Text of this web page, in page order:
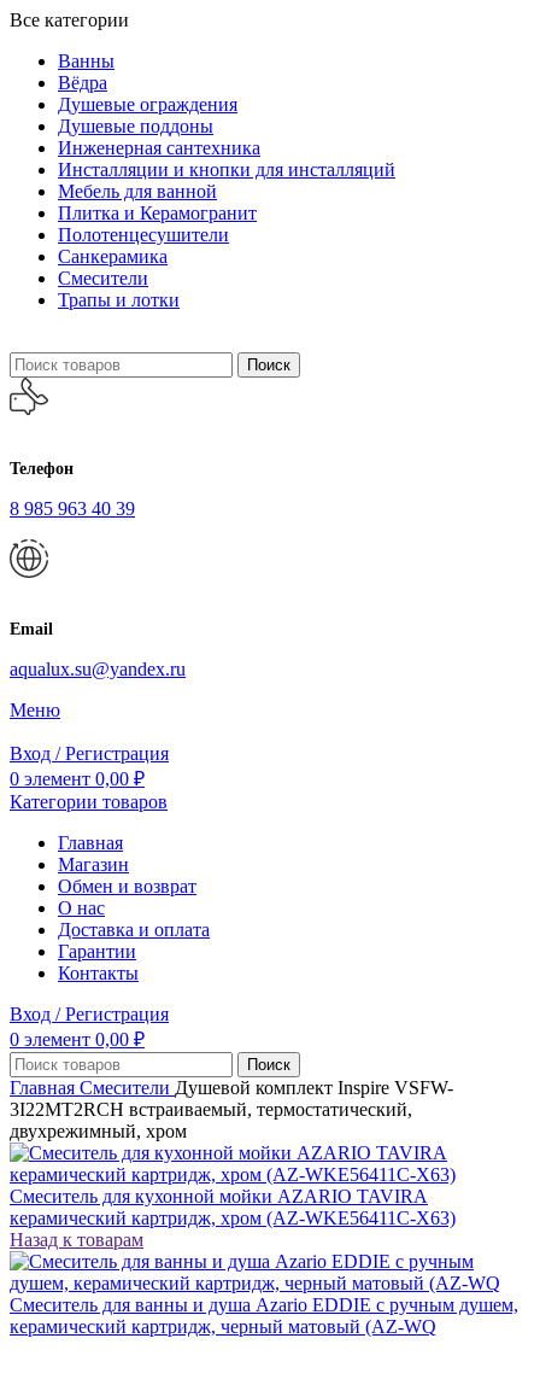
Все категории
Ванны
Вёдра
Душевые ограждения
Душевые поддоны
Инженерная сантехника
Инсталляции и кнопки для инсталляций
Мебель для ванной
Плитка и Керамогранит
Полотенцесушители
Санкерамика
Смесители
Трапы и лотки
Поиск
Телефон
8 985 963 40 39
Email
aqualux.su@yandex.ru
Меню
Вход / Регистрация
0 элемент 0,00 ₽
Категории товаров
Главная
Магазин
Обмен и возврат
О нас
Доставка и оплата
Гарантии
Контакты
Вход / Регистрация
0 элемент 0,00 ₽
Поиск
Главная Смесители Душевой комплект Inspire VSFW-
3I22MT2RCH встраиваемый, термостатический,
двухрежимный, хром
Смеситель для кухонной мойки AZARIO TAVIRA
керамический картридж, хром (AZ-WKE56411C-X63)
Назад к товарам
Смеситель для ванны и душа Azario EDDIE с ручным душем,
керамический картридж, черный матовый (AZ-WQ